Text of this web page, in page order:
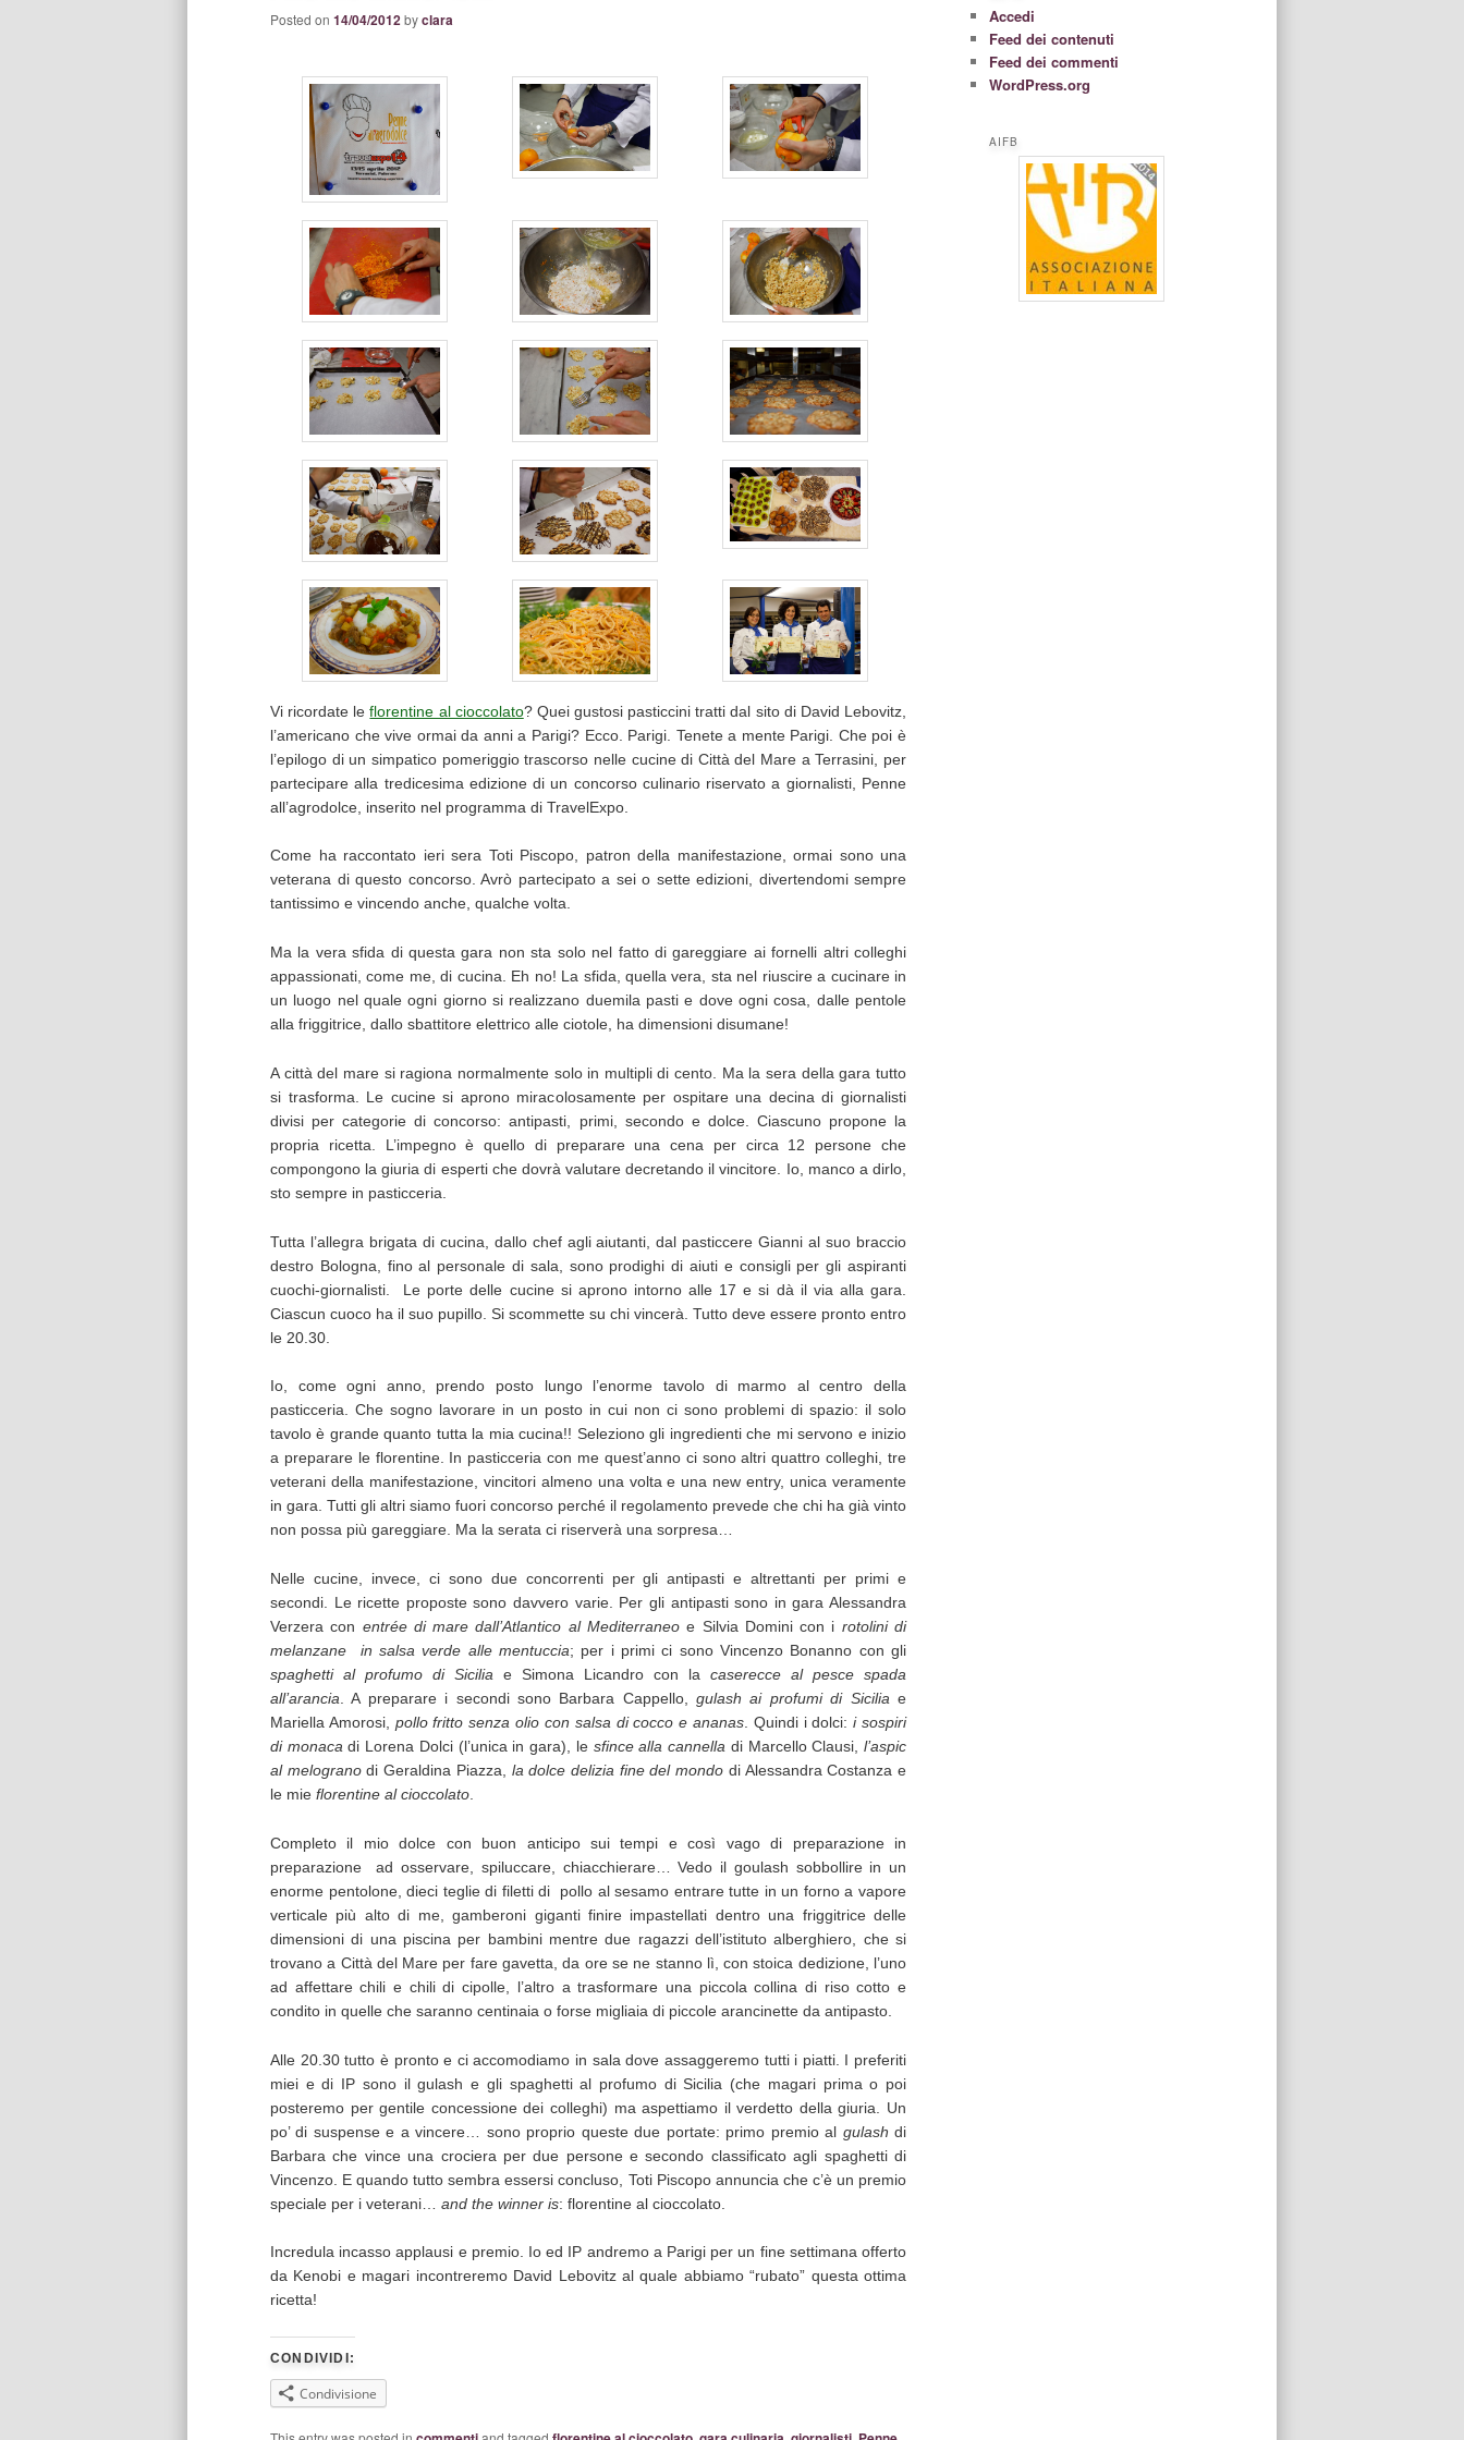
Posted on 14/04/2012byclara
Vi ricordate leflorentine al cioccolato? Quei gustosi pasticcini tratti dal sito di David Lebovitz,
l’americano che vive ormai da anni a Parigi? Ecco. Parigi. Tenete a mente Parigi. Che poi è
l’epilogo di un simpatico pomeriggio trascorso nelle cucine di Città del Mare a Terrasini, per
partecipare alla tredicesima edizione di un concorso culinario riservato a giornalisti, Penne
all’agrodolce, inserito nel programma di TravelExpo.
Come ha raccontato ieri sera Toti Piscopo, patron della manifestazione, ormai sono una
veterana di questo concorso. Avrò partecipato a sei o sette edizioni, divertendomi sempre
tantissimo e vincendo anche, qualche volta.
Ma la vera sfida di questa gara non sta solo nel fatto di gareggiare ai fornelli altri colleghi
appassionati, come me, di cucina. Eh no! La sfida, quella vera, sta nel riuscire a cucinare in
un luogo nel quale ogni giorno si realizzano duemila pasti e dove ogni cosa, dalle pentole
alla friggitrice, dallo sbattitore elettrico alle ciotole, ha dimensioni disumane!
A città del mare si ragiona normalmente solo in multipli di cento. Ma la sera della gara tutto
si trasforma. Le cucine si aprono miracolosamente per ospitare una decina di giornalisti
divisi per categorie di concorso: antipasti, primi, secondo e dolce. Ciascuno propone la
propria ricetta. L’impegno è quello di preparare una cena per circa 12 persone che
compongono la giuria di esperti che dovrà valutare decretando il vincitore. Io, manco a dirlo,
sto sempre in pasticceria.
Tutta l’allegra brigata di cucina, dallo chef agli aiutanti, dal pasticcere Gianni al suo braccio
destro Bologna, fino al personale di sala, sono prodighi di aiuti e consigli per gli aspiranti
cuochi-giornalisti. Le porte delle cucine si aprono intorno alle 17 e si dà il via alla gara.
Ciascun cuoco ha il suo pupillo. Si scommette su chi vincerà. Tutto deve essere pronto entro
le 20.30.
Io, come ogni anno, prendo posto lungo l’enorme tavolo di marmo al centro della
pasticceria. Che sogno lavorare in un posto in cui non ci sono problemi di spazio: il solo
tavolo è grande quanto tutta la mia cucina!! Seleziono gli ingredienti che mi servono e inizio
a preparare le florentine. In pasticceria con me quest’anno ci sono altri quattro colleghi, tre
veterani della manifestazione, vincitori almeno una volta e una new entry, unica veramente
in gara. Tutti gli altri siamo fuori concorso perché il regolamento prevede che chi ha già vinto
non possa più gareggiare. Ma la serata ci riserverà una sorpresa…
Nelle cucine, invece, ci sono due concorrenti per gli antipasti e altrettanti per primi e
secondi. Le ricette proposte sono davvero varie. Per gli antipasti sono in gara Alessandra
Verzera con entrée di mare dall’Atlantico al Mediterraneo e Silvia Domini con i rotolini di
melanzane in salsa verde alle mentuccia; per i primi ci sono Vincenzo Bonanno con gli
spaghetti al profumo di Sicilia e Simona Licandro con la caserecce al pesce spada
all’arancia . A preparare i secondi sono Barbara Cappello,gulash ai profumi di Sicilia e
Mariella Amorosi, pollo fritto senza olio con salsa di cocco e ananas. Quindi i dolci:i sospiri
di monaca di Lorena Dolci (l’unica in gara), le sfince alla cannella di Marcello Clausi,l’aspic
al melogranodi Geraldina Piazza, la dolce delizia fine del mondo di Alessandra Costanza e
le mie florentine al cioccolato
Completo il mio dolce con buon anticipo sui tempi e così vago di preparazione in
preparazione ad osservare, spiluccare, chiacchierare… Vedo il goulash sobbollire in un
enorme pentolone, dieci teglie di filetti di pollo al sesamo entrare tutte in un forno a vapore
verticale più alto di me, gamberoni giganti finire impastellati dentro una friggitrice delle
dimensioni di una piscina per bambini mentre due ragazzi dell’istituto alberghiero, che si
trovano a Città del Mare per fare gavetta, da ore se ne stanno lì, con stoica dedizione, l’uno
ad affettare chili e chili di cipolle, l’altro a trasformare una piccola collina di riso cotto e
condito in quelle che saranno centinaia o forse migliaia di piccole arancinette da antipasto.
Alle 20.30 tutto è pronto e ci accomodiamo in sala dove assaggeremo tutti i piatti. I preferiti
miei e di IP sono il gulash e gli spaghetti al profumo di Sicilia (che magari prima o poi
posteremo per gentile concessione dei colleghi) ma aspettiamo il verdetto della giuria. Un
po’ di suspense e a vincere… sono proprio queste due portate: primo premio al gulash di
Barbara che vince una crociera per due persone e secondo classificato agli spaghetti di
Vincenzo. E quando tutto sembra essersi concluso, Toti Piscopo annuncia che c’è un premio
speciale per i veterani… and the winner is: florentine al cioccolato.
Incredula incasso applausi e premio. Io ed IP andremo a Parigi per un fine settimana offerto
da Kenobi e magari incontreremo David Lebovitz al quale abbiamo “rubato” questa ottima
ricetta!
CONDIVIDI:
Condivisione
Accedi
Feed dei contenuti
Feed dei commenti
WordPress.org
AIFB